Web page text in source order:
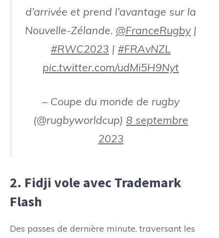
d’arrivée et prend l’avantage sur la
Nouvelle-Zélande. @FranceRugby|
#RWC2023 | #FRAvNZL
pic.twitter.com/udMi5H9Nyt
– Coupe du monde de rugby
(@rugbyworldcup) 8 septembre
2023
2. Fidji vole avec Trademark
Flash
Des passes de dernière minute, traversant les